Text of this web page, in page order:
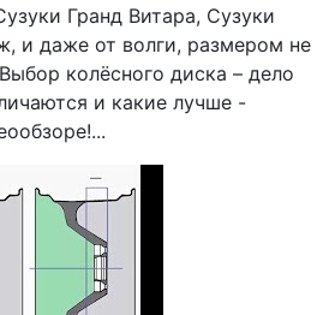
Гранд Витара, Сузуки
и даже от волги, размером не
колёсного диска – дело
и какие лучше -